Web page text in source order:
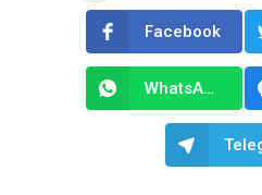
Facebook
WhatsApp